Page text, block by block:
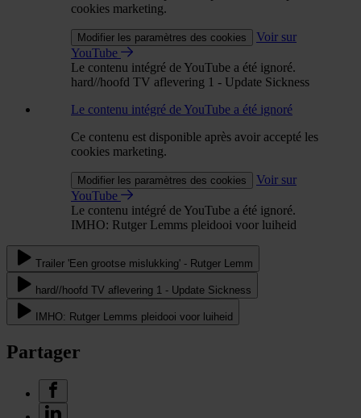
cookies marketing.
Modifier les paramètres des cookies
Voir sur
YouTube
Le contenu intégré de YouTube a été ignoré.
hard//hoofd TV aflevering 1 - Update Sickness
Le contenu intégré de YouTube a été ignoré
Ce contenu est disponible après avoir accepté les
cookies marketing.
Modifier les paramètres des cookies
Voir sur
YouTube
Le contenu intégré de YouTube a été ignoré.
IMHO: Rutger Lemms pleidooi voor luiheid
Trailer 'Een grootse mislukking' - Rutger Lemm
hard//hoofd TV aflevering 1 - Update Sickness
IMHO: Rutger Lemms pleidooi voor luiheid
Partager